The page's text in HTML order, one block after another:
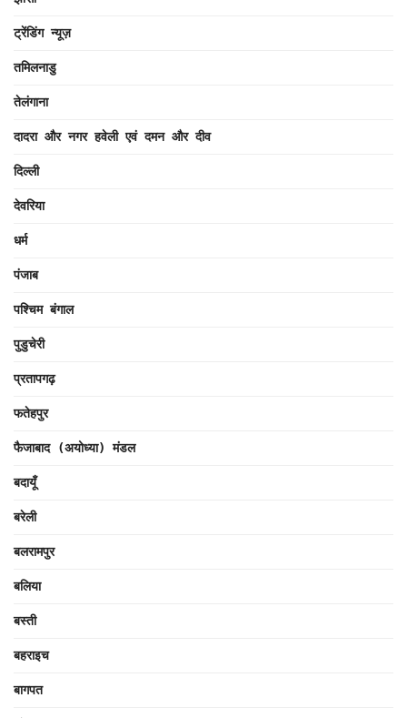
ट्रेंडिंग न्यूज़
तमिलनाडु
तेलंगाना
दादरा और नगर हवेली एवं दमन और दीव
दिल्ली
देवरिया
धर्म
पंजाब
पश्चिम बंगाल
पुडुचेरी
प्रतापगढ़
फतेहपुर
फैजाबाद (अयोध्या) मंडल
बदायूँ
बरेली
बलरामपुर
बलिया
बस्ती
बहराइच
बागपत